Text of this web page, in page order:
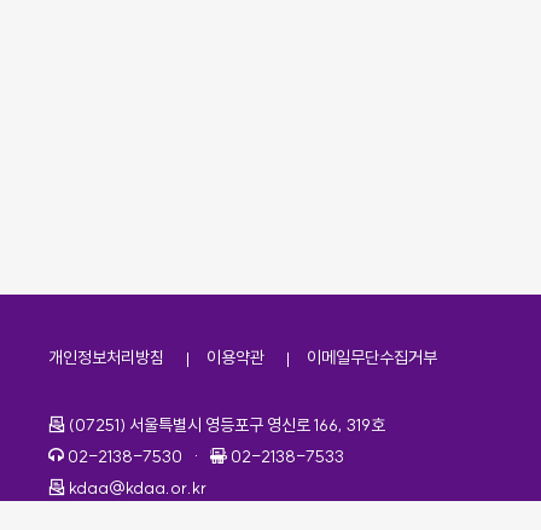
개인정보처리방침 이용약관 이메일무단수집거부
주소
(07251) 서울특별시 영등포구 영신로 166, 319호
전화번호
02-2138-7530 · 팩스번호
02-2138-7533
이메일
kdaa@kdaa.or.kr